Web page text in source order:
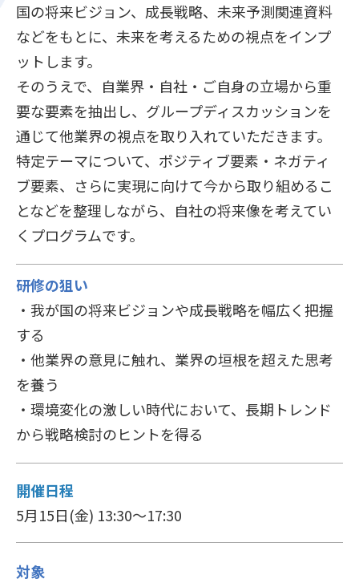
国の将来ビジョン、成長戦略、未来予測関連資料
などをもとに、未来を考えるための視点をインプ
ットします。
そのうえで、自業界・自社・ご自身の立場から重
要な要素を抽出し、グループディスカッションを
通じて他業界の視点を取り入れていただきます。
特定テーマについて、ポジティブ要素・ネガティ
ブ要素、さらに実現に向けて今から取り組めるこ
となどを整理しながら、自社の将来像を考えてい
くプログラムです。
研修の狙い
・我が国の将来ビジョンや成長戦略を幅広く把握
する
・他業界の意見に触れ、業界の垣根を超えた思考
を養う
・環境変化の激しい時代において、長期トレンド
から戦略検討のヒントを得る
開催日程
5月15日(金) 13:30～17:30
対象